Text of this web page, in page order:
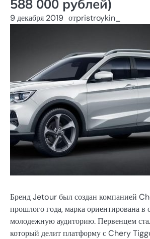
588 000 рублей)
9 декабря 2019 отpristroykin_
Бренд Jetour был создан компанией
прошлого года, марка ориентирована в
молодежную аудиторию. Первенцем
который делит платформу с Chery